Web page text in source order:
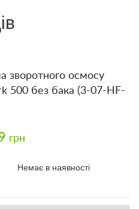
зворотного осмосу
500 без бака (3-07-HF-
грн
Немає в наявності